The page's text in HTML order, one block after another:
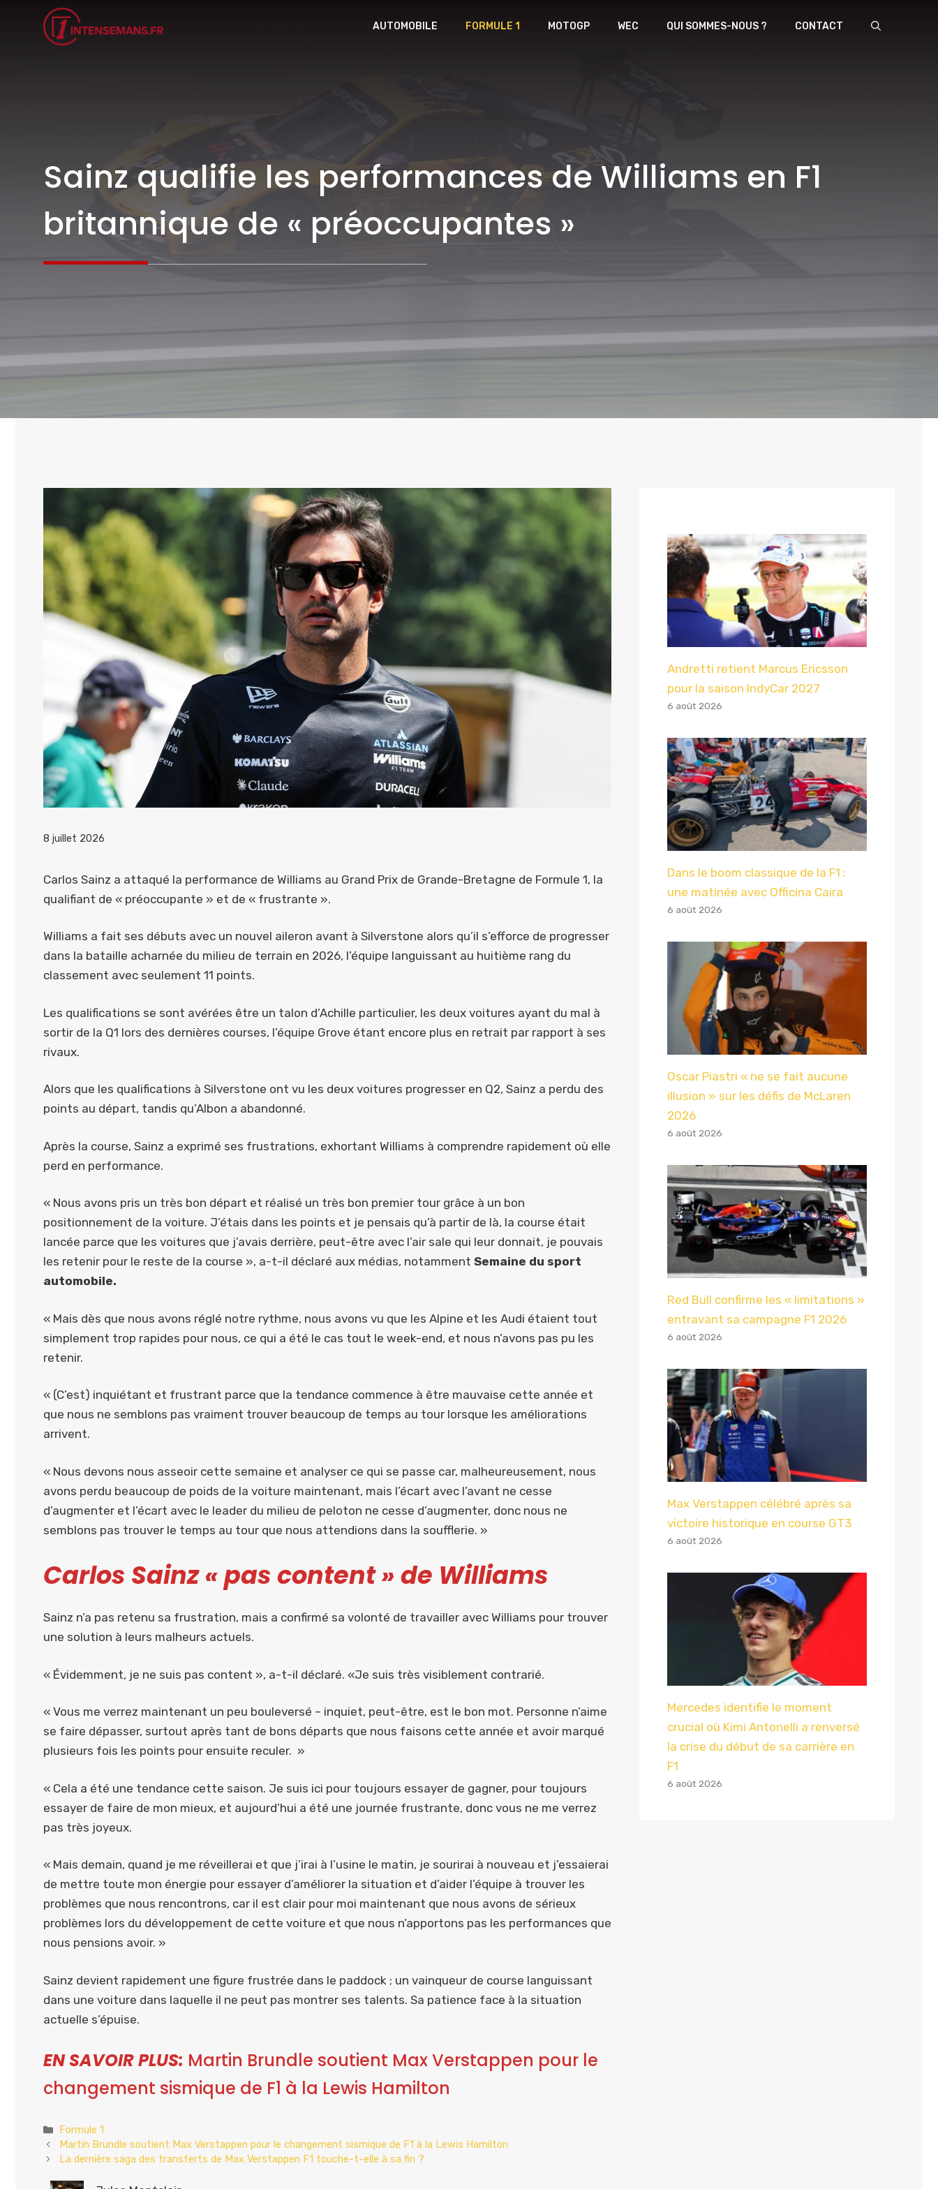
AUTOMOBILE FORMULE 1 MOTOGP WEC QUI SOMMES-NOUS ? CONTACT
Sainz qualifie les performances de Williams en F1
britannique de « préoccupantes »
8 juillet 2026
Carlos Sainz a attaqué la performance de Williams au Grand Prix de Grande-Bretagne de Formule 1, la
qualifiant de « préoccupante » et de « frustrante ».
Williams a fait ses débuts avec un nouvel aileron avant à Silverstone alors qu’il s’efforce de progresser
dans la bataille acharnée du milieu de terrain en 2026, l’équipe languissant au huitième rang du
classement avec seulement 11 points.
Les qualifications se sont avérées être un talon d’Achille particulier, les deux voitures ayant du mal à
sortir de la Q1 lors des dernières courses, l’équipe Grove étant encore plus en retrait par rapport à ses
rivaux.
Alors que les qualifications à Silverstone ont vu les deux voitures progresser en Q2, Sainz a perdu des
points au départ, tandis qu’Albon a abandonné.
Après la course, Sainz a exprimé ses frustrations, exhortant Williams à comprendre rapidement où elle
perd en performance.
« Nous avons pris un très bon départ et réalisé un très bon premier tour grâce à un bon
positionnement de la voiture. J’étais dans les points et je pensais qu’à partir de là, la course était
lancée parce que les voitures que j’avais derrière, peut-être avec l’air sale qui leur donnait, je pouvais
les retenir pour le reste de la course », a-t-il déclaré aux médias, notamment Semaine du sport
automobile.
« Mais dès que nous avons réglé notre rythme, nous avons vu que les Alpine et les Audi étaient tout
simplement trop rapides pour nous, ce qui a été le cas tout le week-end, et nous n’avons pas pu les
retenir.
« (C’est) inquiétant et frustrant parce que la tendance commence à être mauvaise cette année et
que nous ne semblons pas vraiment trouver beaucoup de temps au tour lorsque les améliorations
arrivent.
« Nous devons nous asseoir cette semaine et analyser ce qui se passe car, malheureusement, nous
avons perdu beaucoup de poids de la voiture maintenant, mais l’écart avec l’avant ne cesse
d’augmenter et l’écart avec le leader du milieu de peloton ne cesse d’augmenter, donc nous ne
semblons pas trouver le temps au tour que nous attendions dans la soufflerie. »
Carlos Sainz « pas content » de Williams
Sainz n’a pas retenu sa frustration, mais a confirmé sa volonté de travailler avec Williams pour trouver
une solution à leurs malheurs actuels.
« Évidemment, je ne suis pas content », a-t-il déclaré. «Je suis très visiblement contrarié.
« Vous me verrez maintenant un peu bouleversé – inquiet, peut-être, est le bon mot. Personne n’aime
se faire dépasser, surtout après tant de bons départs que nous faisons cette année et avoir marqué
plusieurs fois les points pour ensuite reculer. »
« Cela a été une tendance cette saison. Je suis ici pour toujours essayer de gagner, pour toujours
essayer de faire de mon mieux, et aujourd’hui a été une journée frustrante, donc vous ne me verrez
pas très joyeux.
« Mais demain, quand je me réveillerai et que j’irai à l’usine le matin, je sourirai à nouveau et j’essaierai
de mettre toute mon énergie pour essayer d’améliorer la situation et d’aider l’équipe à trouver les
problèmes que nous rencontrons, car il est clair pour moi maintenant que nous avons de sérieux
problèmes lors du développement de cette voiture et que nous n’apportons pas les performances que
nous pensions avoir. »
Sainz devient rapidement une figure frustrée dans le paddock ; un vainqueur de course languissant
dans une voiture dans laquelle il ne peut pas montrer ses talents. Sa patience face à la situation
actuelle s’épuise.
EN SAVOIR PLUS: Martin Brundle soutient Max Verstappen pour le
changement sismique de F1 à la Lewis Hamilton
Catégories
Formule 1
Martin Brundle soutient Max Verstappen pour le changement sismique de F1 à la Lewis Hamilton
La dernière saga des transferts de Max Verstappen F1 touche-t-elle à sa fin ?
Andretti retient Marcus Ericsson
pour la saison IndyCar 2027
6 août 2026
Dans le boom classique de la F1 :
une matinée avec Officina Caira
6 août 2026
Oscar Piastri « ne se fait aucune
illusion » sur les défis de McLaren
2026
6 août 2026
Red Bull confirme les « limitations »
entravant sa campagne F1 2026
6 août 2026
Max Verstappen célébré après sa
victoire historique en course GT3
6 août 2026
Mercedes identifie le moment
crucial où Kimi Antonelli a renversé
la crise du début de sa carrière en
F1
6 août 2026